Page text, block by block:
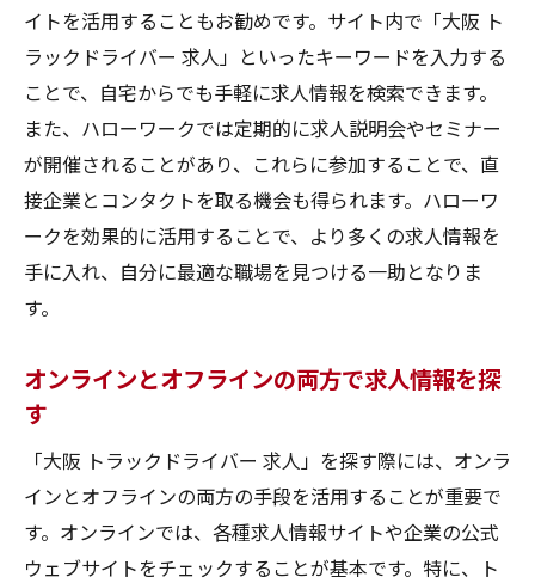
大阪の交通事情とルール
大阪の主要な物流拠点とルート
応募する会社の勤務条件の確認
必要な免許や資格の確認
大阪の生活環境と住まいの情報
家族や友人の支援を得る方法
大阪で理想のトラックドライバー職を見つける
応募書類の最終チェック
採用決定後の手続きと準備
初出勤日のスムーズなスタート
職場でのコミュニケーションのコツ
イトを活用することもお勧めです。サイト内で「大阪 ト
ラックドライバー 求人」といったキーワードを入力する
ことで、自宅からでも手軽に求人情報を検索できます。
また、ハローワークでは定期的に求人説明会やセミナー
が開催されることがあり、これらに参加することで、直
接企業とコンタクトを取る機会も得られます。ハローワ
ークを効果的に活用することで、より多くの求人情報を
手に入れ、自分に最適な職場を見つける一助となりま
す。
オンラインとオフラインの両方で求人情報を探
す
「大阪 トラックドライバー 求人」を探す際には、オンラ
インとオフラインの両方の手段を活用することが重要で
す。オンラインでは、各種求人情報サイトや企業の公式
ウェブサイトをチェックすることが基本です。特に、ト